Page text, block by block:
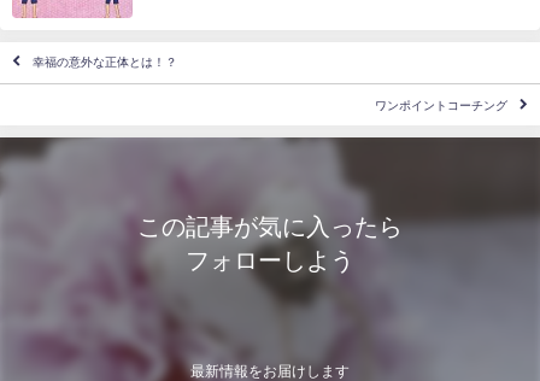
幸福の意外な正体とは！？
ワンポイントコーチング
この記事が気に入ったら
フォローしよう
最新情報をお届けします